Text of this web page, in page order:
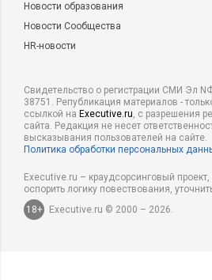
Новости образования
Новости Сообщества
HR-новости
Свидетельство о регистрации СМИ Эл
38751. Републикация материалов -
ссылкой на Executive.ru, с разрешения
сайта. Редакция не несет
высказывания пользователей на сайте.
Политика обработки персональных
Executive.ru – краудсорсинговый
оспорить логику повествования,
18+
Executive.ru © 2000 – 2026.